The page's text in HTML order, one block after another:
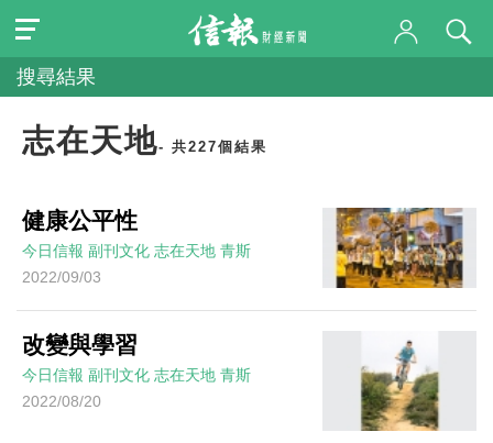
搜尋結果
志在天地- 共227個結果
健康公平性
今日信報 副刊文化 志在天地 青斯
2022/09/03
改變與學習
今日信報 副刊文化 志在天地 青斯
2022/08/20